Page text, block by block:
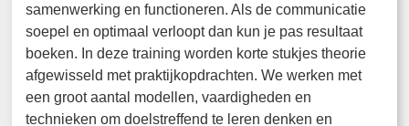
samenwerking en functioneren. Als de communicatie
soepel en optimaal verloopt dan kun je pas resultaat
boeken. In deze training worden korte stukjes theorie
afgewisseld met praktijkopdrachten. We werken met
een groot aantal modellen, vaardigheden en
technieken om doelstreffend te leren denken en